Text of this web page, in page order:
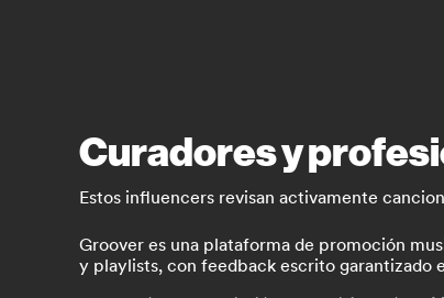
Curadores y
Estos influencers revisan activamente
Groover es una plataforma de promoción
y playlists, con feedback escrito garantizado